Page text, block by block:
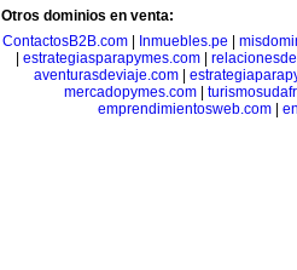
Otros dominios en venta:
ContactosB2B.com
Inmuebles.pe
estrategiasparapymes.com
aventurasdeviaje.com|
mercadopymes.com
emprendimientosweb.com